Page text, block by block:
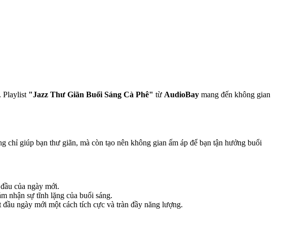
Playlist "Jazz Thư Giãn Buổi Sáng Cà Phê" từ AudioBay mang đến không gian
giúp bạn thư giãn, mà còn tạo nên không gian ấm áp để bạn tận hưởng buổi
của ngày mới.
nhận sự tĩnh lặng của buổi sáng.
ngày mới một cách tích cực và tràn đầy năng lượng.